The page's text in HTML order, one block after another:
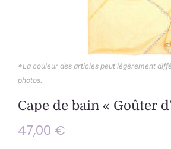
Malle aux trésors
Set de table/Essuie-
Collection de
*La couleur des articles peut légèrement
photos.
Cape de bain « Goûter
47,00 €